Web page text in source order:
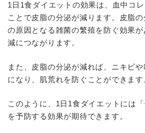
1日1食ダイエットの効果は、血中コ
ことで皮脂の分泌が減ります。皮脂
の原因となる雑菌の繁殖を防ぐ効果
減につながります。
また、皮脂の分泌が減れば、ニキビ
になり、肌荒れを防ぐことができます
このように、1日1食ダイエットには「
を予防する効果が期待できます。